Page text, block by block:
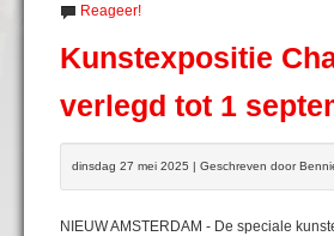
Reageer!
Kunstexpositie
verlegd tot 1
dinsdag 27 mei 2025 | Geschreven door
NIEUW AMSTERDAM - De speciale